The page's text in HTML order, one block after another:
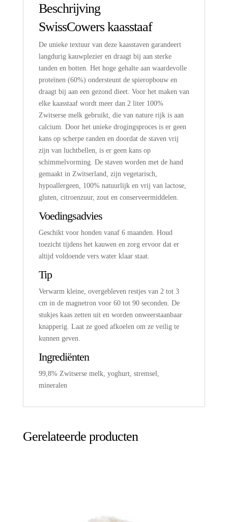
Beschrijving
SwissCowers kaasstaaf
De unieke textuur van deze kaasstaven garandeert
langdurig kauwplezier en draagt bij aan sterke
tanden en botten. Het hoge gehalte aan waardevolle
proteïnen (60%) ondersteunt de spieropbouw en
draagt bij aan een gezond dieet. Voor het maken van
elke kaasstaaf wordt meer dan 2 liter 100%
Zwitserse melk gebruikt, die van nature rijk is aan
calcium. Door het unieke drogingsproces is er geen
kans op scherpe randen en doordat de staven vrij
zijn van luchtbellen, is er geen kans op
schimmelvorming. De staven worden met de hand
gemaakt in Zwitserland, zijn vegetarisch,
hypoallergeen, 100% natuurlijk en vrij van lactose,
gluten, citroenzuur, zout en conserveermiddelen.
Voedingsadvies
Geschikt voor honden vanaf 6 maanden. Houd
toezicht tijdens het kauwen en zorg ervoor dat er
altijd voldoende vers water klaar staat.
Tip
Verwarm kleine, overgebleven restjes van 2 tot 3
cm in de magnetron voor 60 tot 90 seconden. De
stukjes kaas zetten uit en worden onweerstaanbaar
knapperig. Laat ze goed afkoelen om ze veilig te
kunnen geven.
Ingrediënten
99,8% Zwitserse melk, yoghurt, stremsel,
mineralen
Gerelateerde producten